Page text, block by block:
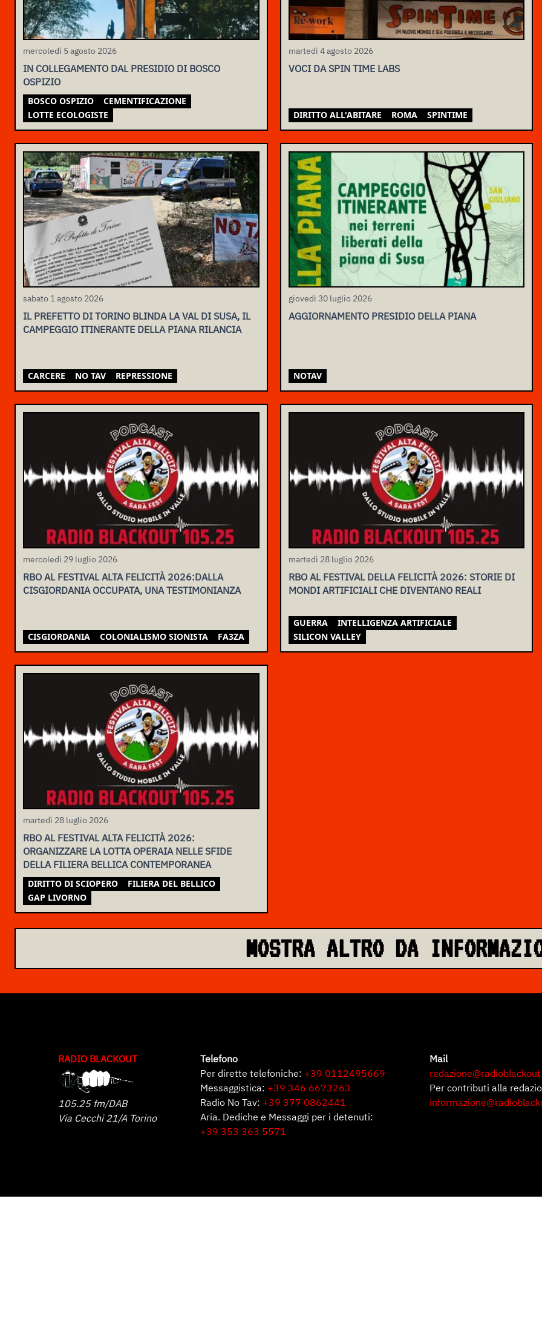
mercoledì 5 agosto 2026
IN COLLEGAMENTO DAL PRESIDIO DI BOSCO
OSPIZIO
BOSCO OSPIZIO
CEMENTIFICAZIONE
LOTTE ECOLOGISTE
martedì 4 agosto 2026
VOCI DA SPIN TIME LABS
DIRITTO ALL'ABITARE ROMA SPINTIME
sabato 1 agosto 2026
IL PREFETTO DI TORINO BLINDA LA VAL DI SUSA, IL
CAMPEGGIO ITINERANTE DELLA PIANA RILANCIA
CARCERE NO TAV REPRESSIONE
giovedì 30 luglio 2026
AGGIORNAMENTO PRESIDIO DELLA PIANA
NOTAV
mercoledì 29 luglio 2026
RBO AL FESTIVAL ALTA FELICITÀ 2026:DALLA
CISGIORDANIA OCCUPATA, UNA TESTIMONIANZA
CISGIORDANIA COLONIALISMO SIONISTA FA3ZA
martedì 28 luglio 2026
RBO AL FESTIVAL DELLA FELICITÀ 2026: STORIE DI
MONDI ARTIFICIALI CHE DIVENTANO REALI
GUERRA
INTELLIGENZA ARTIFICIALE
SILICON VALLEY
martedì 28 luglio 2026
RBO AL FESTIVAL ALTA FELICITÀ 2026:
ORGANIZZARE LA LOTTA OPERAIA NELLE SFIDE
DELLA FILIERA BELLICA CONTEMPORANEA
DIRITTO DI SCIOPERO
FILIERA DEL BELLICO
GAP LIVORNO
MOSTRA ALTRO DA
RADIO BLACKOUT
105.25 fm/DAB
Via Cecchi 21/A Torino
Telefono
Per dirette telefoniche: +39 0112495669
Messaggistica: +39 346 6673263
Radio No Tav: +39 377 0862441
Aria. Dediche e Messaggi per i detenuti:
+39 353 363 5571
Mail
Per contributi alla